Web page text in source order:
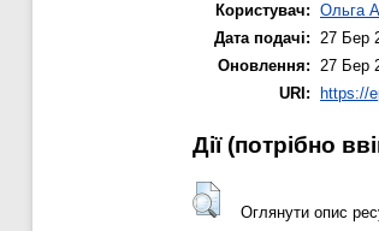
Користувач: Ольга
Дата подачі: 27 Бер
Оновлення: 27 Бер
URI:
https://
Дії ​​(потрібно
Оглянути опис